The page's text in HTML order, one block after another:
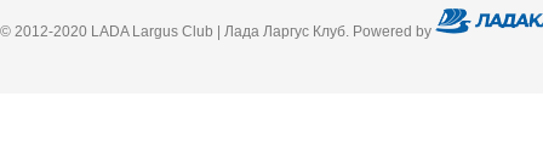
© 2012-2020 LADA Largus Club | Лада Ларгус Клуб. Powered by